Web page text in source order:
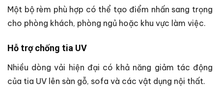
Một bộ rèm phù hợp có thể tạo điểm nhấn sang trọng
cho phòng khách, phòng ngủ hoặc khu vực làm việc.
Hỗ trợ chống tia UV
Nhiều dòng vải hiện đại có khả năng giảm tác động
của tia UV lên sàn gỗ, sofa và các vật dụng nội thất.